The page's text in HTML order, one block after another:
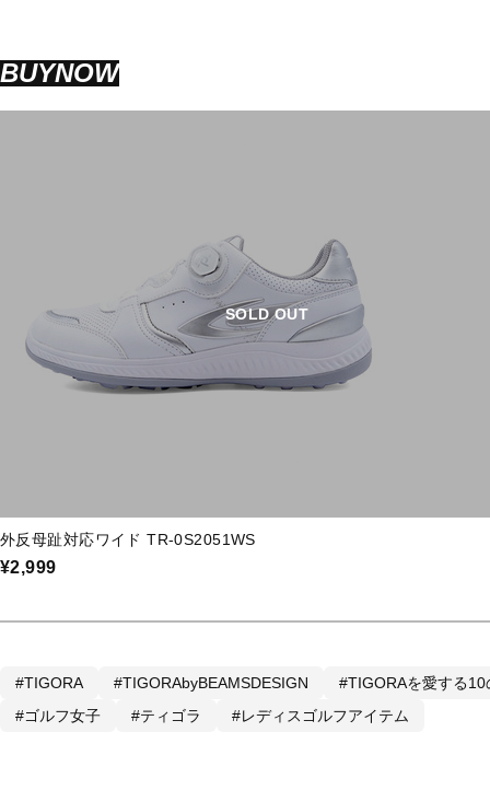
BUYNOW
SOLD OUT
外反母趾対応ワイド TR-0S2051WS
¥2,999
#TIGORA #TIGORAbyBEAMSDESIGN
#TIGORAを愛する10
#ゴルフ女子
#ティゴラ #レディスゴルフアイテム